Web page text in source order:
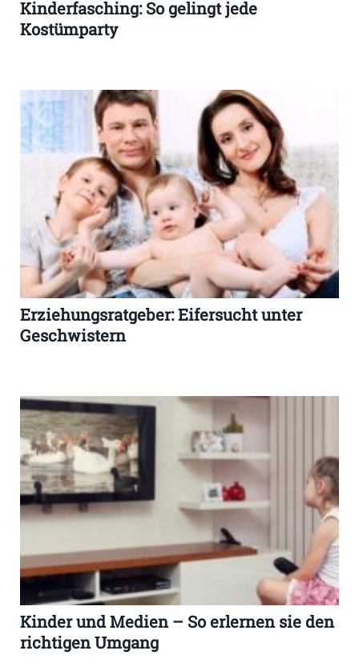
Kinderfasching: So gelingt jede
Kostümparty
Erziehungsratgeber: Eifersucht unter
Geschwistern
Kinder und Medien – So erlernen sie den
richtigen Umgang